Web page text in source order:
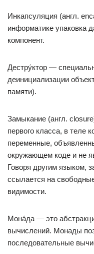
Инкапсуляция (англ.
информатике упаковка
компонент.
Дестру́ктор —
деинициализации
памяти).
Замыкание (англ.
первого класса, в теле
переменные,
окружающем коде и не
Говоря другим языком,
ссылается на
видимости.
Мона́да — это
вычислений. Монады
последовательные